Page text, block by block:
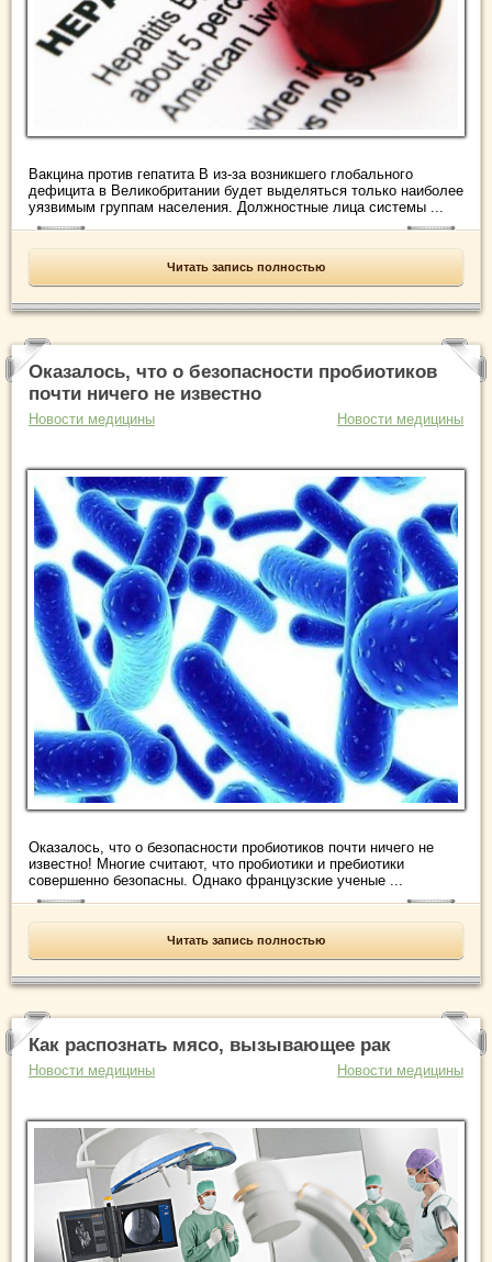
Вакцина против гепатита В из-за возникшего глобального
дефицита в Великобритании будет выделяться только наиболее
уязвимым группам населения. Должностные лица системы ...
Читать запись полностью
Оказалось, что о безопасности пробиотиков
почти ничего не известно
Новости медицины Новости медицины
Оказалось, что о безопасности пробиотиков почти ничего не
известно! Многие считают, что пробиотики и пребиотики
совершенно безопасны. Однако французские ученые ...
Читать запись полностью
Как распознать мясо, вызывающее рак
Новости медицины Новости медицины